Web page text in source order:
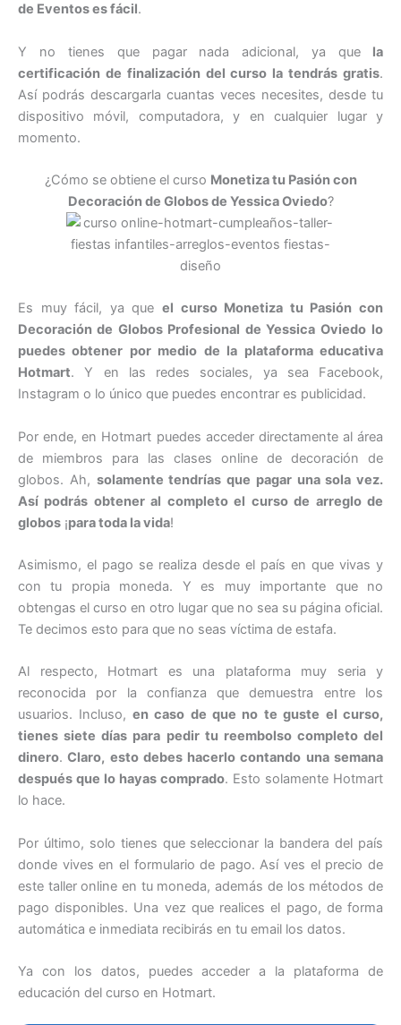
de Eventos es fácil.
Y no tienes que pagar nada adicional, ya que la
certificación de finalización del curso la tendrás gratis.
Así podrás descargarla cuantas veces necesites, desde tu
dispositivo móvil, computadora, y en cualquier lugar y
momento.
¿Cómo se obtiene el curso Monetiza tu Pasión con
Decoración de Globosde Yessica Oviedo?
Es muy fácil, ya que el curso Monetiza tu Pasión con
Decoración de Globos Profesional de Yessica Oviedo lo
puedes obtener por medio de la plataforma educativa
Hotmart. Y en las redes sociales, ya sea Facebook,
Instagram o lo único que puedes encontrar es publicidad.
Por ende, en Hotmart puedes acceder directamente al área
de miembros para las clases online de decoración de
globos. Ah, solamente tendrías que pagar una sola vez.
Así podrás obtener al completo el curso de arreglo de
globos ¡para toda la vida!
Asimismo, el pago se realiza desde el país en que vivas y
con tu propia moneda. Y es muy importante que no
obtengas el curso en otro lugar que no sea su página oficial.
Te decimos esto para que no seas víctima de estafa.
Al respecto, Hotmart es una plataforma muy seria y
reconocida por la confianza que demuestra entre los
usuarios. Incluso, en caso de que no te guste el curso,
tienes siete días para pedir tu reembolso completo del
dinero. Claro, esto debes hacerlo contando una semana
después que lo hayas comprado. Esto solamente Hotmart
lo hace.
Por último, solo tienes que seleccionar la bandera del país
donde vives en el formulario de pago. Así ves el precio de
este taller online en tu moneda, además de los métodos de
pago disponibles. Una vez que realices el pago, de forma
automática e inmediata recibirás en tu email los datos.
Ya con los datos, puedes acceder a la plataforma de
educación del curso en Hotmart.